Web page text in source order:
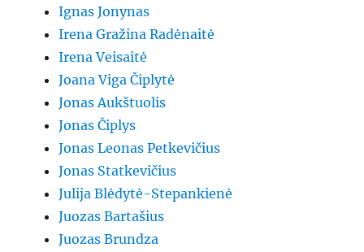
Ignas Jonynas
Irena Gražina Radėnaitė
Irena Veisaitė
Joana Viga Čiplytė
Jonas Aukštuolis
Jonas Čiplys
Jonas Leonas Petkevičius
Jonas Statkevičius
Julija Blėdytė-Stepankienė
Juozas Bartašius
Juozas Brundza